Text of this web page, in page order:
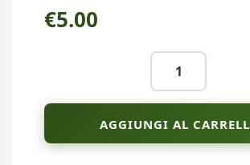
€5.00
Biscotti
alle
nocciole
con
AGGIUNGI AL